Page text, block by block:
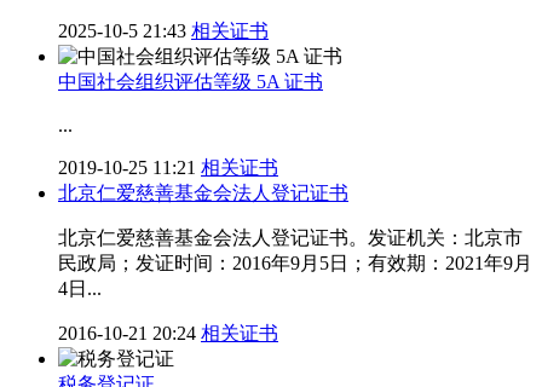
2025-10-5 21:43 相关证书
中国社会组织评估等级 5A 证书
...
2019-10-25 11:21 相关证书
北京仁爱慈善基金会法人登记证书
北京仁爱慈善基金会法人登记证书。发证机关：北京市
民政局；发证时间：2016年9月5日；有效期：2021年9月
4日...
2016-10-21 20:24 相关证书